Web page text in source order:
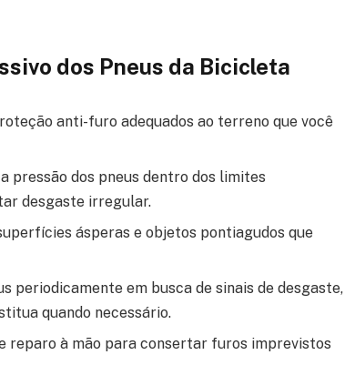
dos Pneus da Bicicleta
anti-furo adequados ao terreno que você
pressão dos pneus dentro dos limites
desgaste irregular.
ásperas e objetos pontiagudos que
periodicamente em busca de sinais de desgaste,
quando necessário.
reparo à mão para consertar furos imprevistos